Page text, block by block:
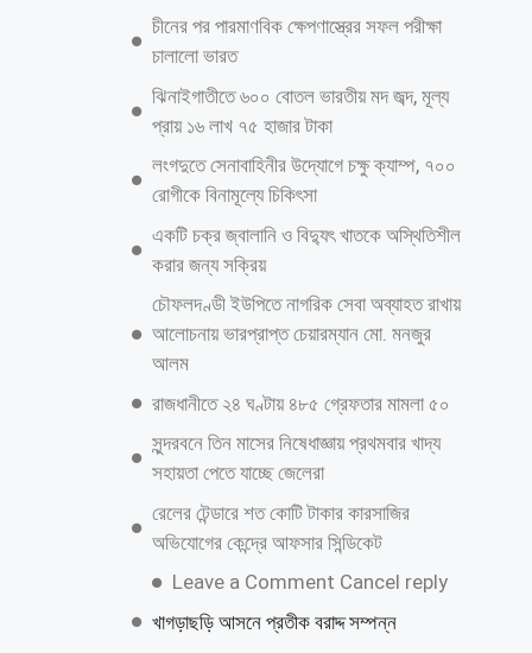
চীনের পর পারমাণবিক ক্ষেপণাস্ত্রের সফল পরীক্ষা
চালালো ভারত
ঝিনাইগাতীতে ৬০০ বোতল ভারতীয় মদ জব্দ, মূল্য
প্রায় ১৬ লাখ ৭৫ হাজার টাকা
লংগদুতে সেনাবাহিনীর উদ্যোগে চক্ষু ক্যাম্প, ৭০০
রোগীকে বিনামূল্যে চিকিৎসা
একটি চক্র জ্বালানি ও বিদ্যুৎ খাতকে অস্থিতিশীল
করার জন্য সক্রিয়
চৌফলদণ্ডী ইউপিতে নাগরিক সেবা অব্যাহত রাখায়
আলোচনায় ভারপ্রাপ্ত চেয়ারম্যান মো. মনজুর
আলম
রাজধানীতে ২৪ ঘণ্টায় ৪৮৫ গ্রেফতার মামলা ৫০
সুন্দরবনে তিন মাসের নিষেধাজ্ঞায় প্রথমবার খাদ্য
সহায়তা পেতে যাচ্ছে জেলেরা
রেলের টেন্ডারে শত কোটি টাকার কারসাজির
অভিযোগের কেন্দ্রে আফসার সিন্ডিকেট
Leave a Comment Cancel reply
খাগড়াছড়ি আসনে প্রতীক বরাদ্দ সম্পন্ন